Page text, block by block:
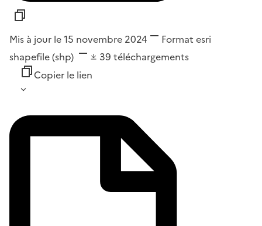
Mis à jour le 15 novembre 2024 Format esri
shapefile (shp)
39 téléchargements
Copier le lien